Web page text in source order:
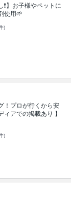
❗️】お子様やペットに
使用🌱
)
！プロが行くから安
アでの掲載あり 】
)